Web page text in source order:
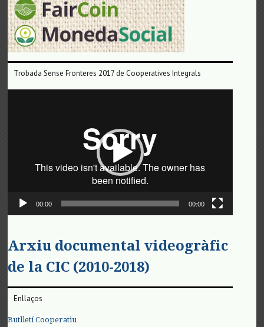
Trobada Sense Fronteres 2017 de Cooperatives Integrals
00:00 00:00
Arxiu documental videogràfic
de la CIC (2010-2018)
Enllaços
Butlletí Cooperatiu